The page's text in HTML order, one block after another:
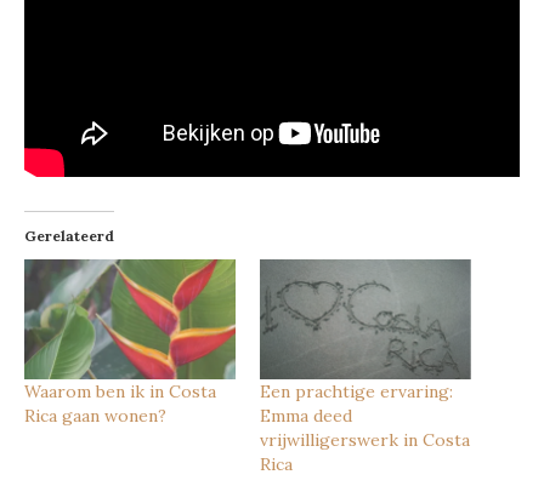
Gerelateerd
Waarom ben ik in Costa
Rica gaan wonen?
Een prachtige ervaring:
Emma deed
vrijwilligerswerk in Costa
Rica